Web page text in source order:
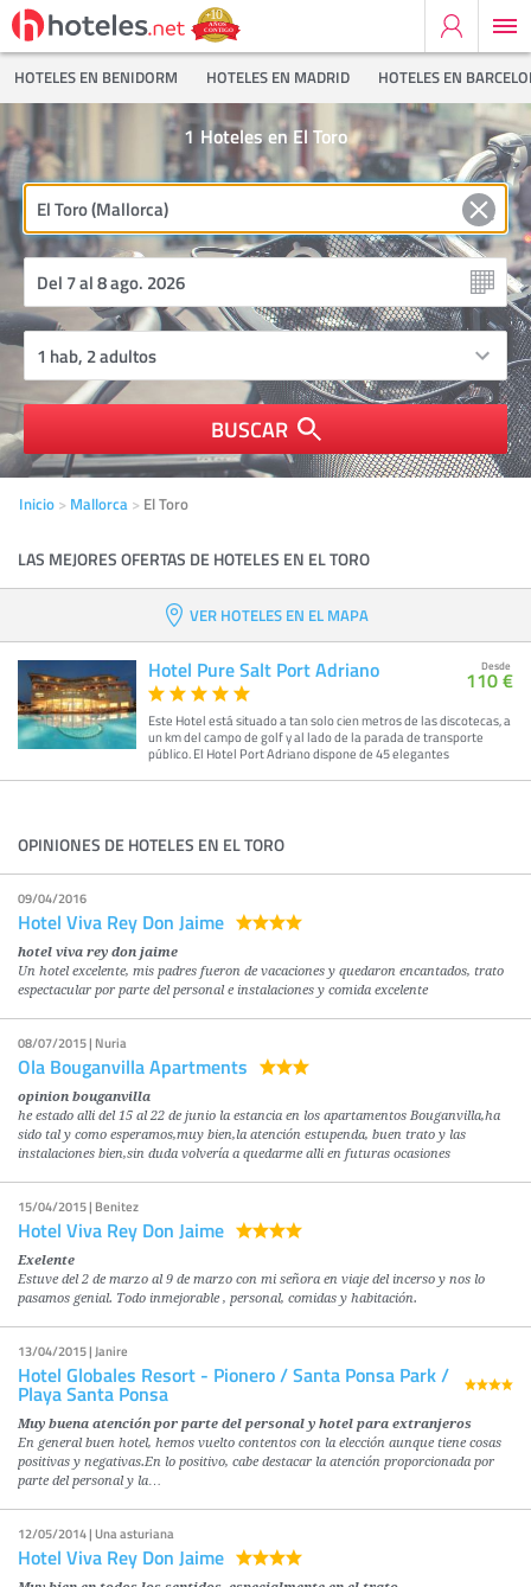
HOTELES EN BENIDORM HOTELES EN MADRID HOTELES EN
Hoteles en El Toro
1
BUSCAR
Inicio Mallorca El Toro
LAS MEJORES OFERTAS DE HOTELES EN EL TORO
VER HOTELES EN EL MAPA
Hotel Pure Salt Port Adriano
Este Hotel está situado a tan solo cien metros de las discotecas, a
un km del campo de golf y al lado de la parada de transporte
público. El Hotel Port Adriano dispone de 45 elegantes
Desde
110 €
OPINIONES DE HOTELES EN EL TORO
09/04/2016
Hotel Viva Rey Don Jaime
hotel viva rey don jaime
Un hotel excelente, mis padres fueron de vacaciones y quedaron encantados, trato
espectacular por parte del personal e instalaciones y comida excelente
08/07/2015 | Nuria
Ola Bouganvilla Apartments
opinion bouganvilla
he estado alli del 15 al 22 de junio la estancia en los apartamentos Bouganvilla,ha
sido tal y como esperamos,muy bien,la atención estupenda, buen trato y las
instalaciones bien,sin duda volvería a quedarme alli en futuras ocasiones
15/04/2015 | Benitez
Hotel Viva Rey Don Jaime
Exelente
Estuve del 2 de marzo al 9 de marzo con mi señora en viaje del incerso y nos lo
pasamos genial. Todo inmejorable , personal, comidas y habitación.
13/04/2015 | Janire
Hotel Globales Resort - Pionero / Santa Ponsa Park /
Playa Santa Ponsa
Muy buena atención por parte del personal y hotel para extranjeros
En general buen hotel, hemos vuelto contentos con la elección aunque tiene cosas
positivas y negativas.En lo positivo, cabe destacar la atención proporcionada por
parte del personal y la…
12/05/2014 | Una asturiana
Hotel Viva Rey Don Jaime